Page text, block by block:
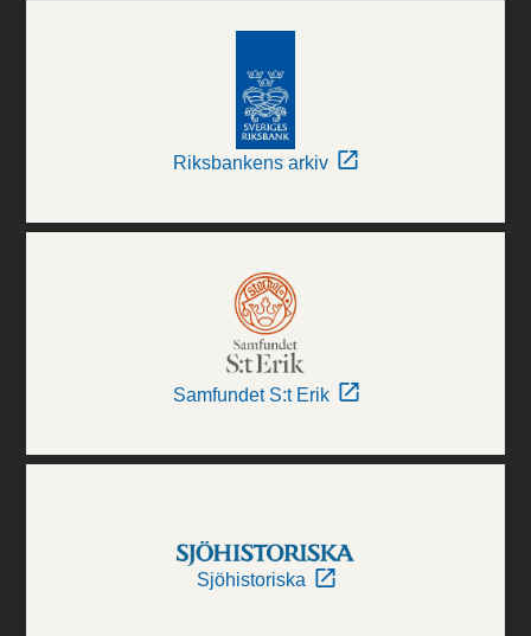
Riksbankens arkiv
Samfundet S:t Erik
Sjöhistoriska